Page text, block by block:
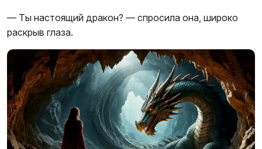
— Ты настоящий дракон? — спросила она, широко
раскрыв глаза.